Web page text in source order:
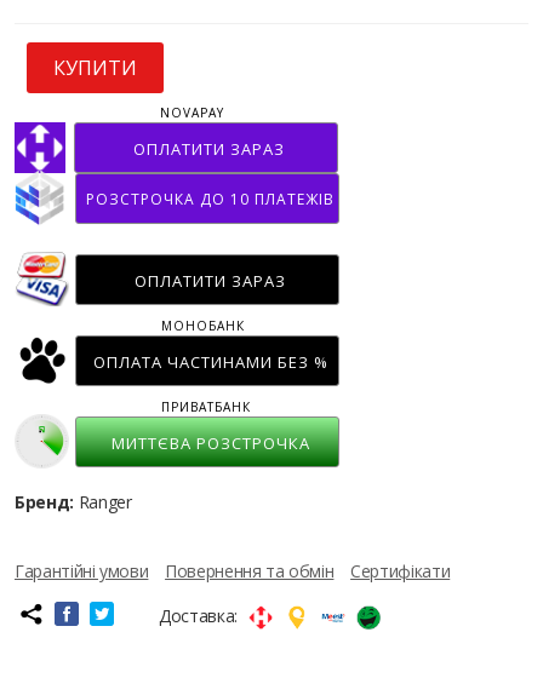
КУПИТИ
ОПЛАТИТИ ЗАРАЗ
NOVAPAY
РОЗСТРОЧКА ДО 10 ПЛАТЕЖІВ
ОПЛАТИТИ ЗАРАЗ
ОПЛАТА ЧАСТИНАМИ БЕЗ %
МОНОБАНК
МИТТЄВА РОЗСТРОЧКА
ПРИВАТБАНК
Бренд: Ranger
Гарантійні умови Повернення та обмін
Сертифікати
Доставка: